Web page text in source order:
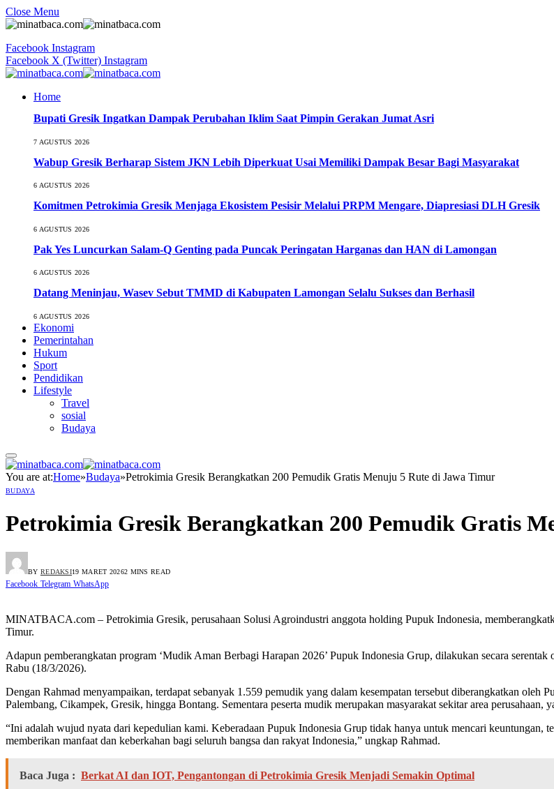
Close Menu
Facebook Instagram
Facebook X (Twitter) Instagram
Home
Bupati Gresik Ingatkan Dampak Perubahan Iklim Saat Pimpin Gerakan Jumat Asri
7 AGUSTUS 2026
Wabup Gresik Berharap Sistem JKN Lebih Diperkuat Usai Memiliki Dampak Besar Bagi Masyarakat
6 AGUSTUS 2026
Komitmen Petrokimia Gresik Menjaga Ekosistem Pesisir Melalui PRPM Mengare, Diapresiasi DLH Gresik
6 AGUSTUS 2026
Pak Yes Luncurkan Salam-Q Genting pada Puncak Peringatan Harganas dan HAN di Lamongan
6 AGUSTUS 2026
Datang Meninjau, Wasev Sebut TMMD di Kabupaten Lamongan Selalu Sukses dan Berhasil
6 AGUSTUS 2026
Ekonomi
Pemerintahan
Hukum
Sport
Pendidikan
Lifestyle
Travel
sosial
Budaya
You are at:Home»Budaya»Petrokimia Gresik Berangkatkan 200 Pemudik Gratis Menuju 5 Rute di Jawa Timur
BUDAYA
Petrokimia Gresik Berangkatkan 200 Pemudik Gratis
BY REDAKSI19 MARET 20262 MINS READ
Facebook Telegram WhatsApp
MINATBACA.com – Petrokimia Gresik, perusahaan Solusi Agroindustri anggota holding Pupuk Indonesia,
Timur.
Adapun pemberangkatan program ‘Mudik Aman Berbagi Harapan 2026’ Pupuk Indonesia Grup, dilakukan secara
Rabu (18/3/2026).
Dengan Rahmad menyampaikan, terdapat sebanyak 1.559 pemudik yang dalam kesempatan tersebut diberangkatkan
Palembang, Cikampek, Gresik, hingga Bontang. Sementara peserta mudik merupakan masyarakat sekitar area perusahaan,
“Ini adalah wujud nyata dari kepedulian kami. Keberadaan Pupuk Indonesia Grup tidak hanya untuk mencari keuntungan,
memberikan manfaat dan keberkahan bagi seluruh bangsa dan rakyat Indonesia,” ungkap Rahmad.
Baca Juga : Berkat AI dan IOT, Pengantongan di Petrokimia Gresik Menjadi Semakin Optimal